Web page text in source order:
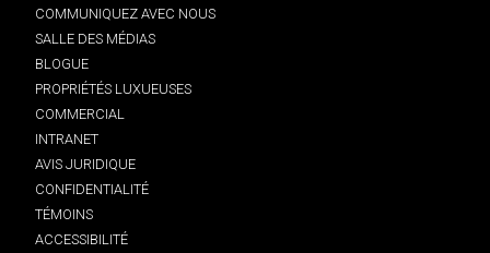
COMMUNIQUEZ AVEC NOUS
SALLE DES MÉDIAS
BLOGUE
PROPRIÉTÉS LUXUEUSES
COMMERCIAL
INTRANET
AVIS JURIDIQUE
CONFIDENTIALITÉ
TÉMOINS
ACCESSIBILITÉ